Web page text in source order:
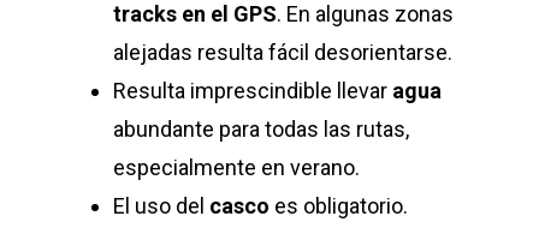
tracks en el GPS. En algunas zonas
alejadas resulta fácil desorientarse.
Resulta imprescindible llevar agua
abundante para todas las rutas,
especialmente en verano.
El uso del casco es obligatorio.